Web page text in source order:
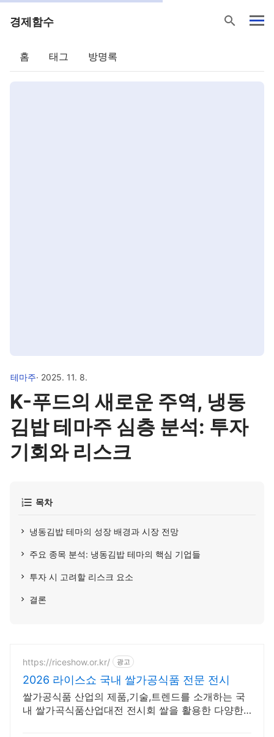
경제함수 search
홈 태그 방명록
테마주· 2025. 11. 8.
K-푸드의 새로운 주역, 냉동
김밥 테마주 심층 분석: 투자
기회와 리스크
목차
냉동김밥 테마의 성장 배경과 시장 전망
주요 종목 분석: 냉동김밥 테마의 핵심 기업들
투자 시 고려할 리스크 요소
결론
https://riceshow.or.kr/ 광고
2026 라이스쇼 국내 쌀가공식품 전문 전시
쌀가공식품 산업의 제품,기술,트렌드를 소개하는 국
내 쌀가곡식품산업대전 전시회 쌀을 활용한 다양한